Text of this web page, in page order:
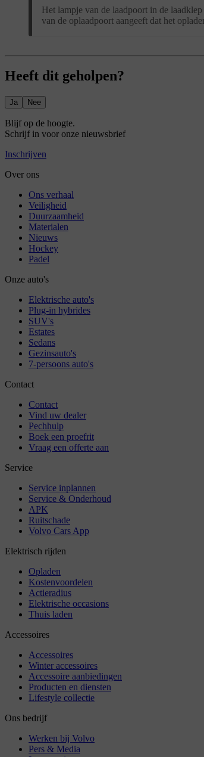
Het lampje van de laadpoort in de
van de oplaadpoort aangeeft dat het
Heeft dit geholpen?
Ja Nee